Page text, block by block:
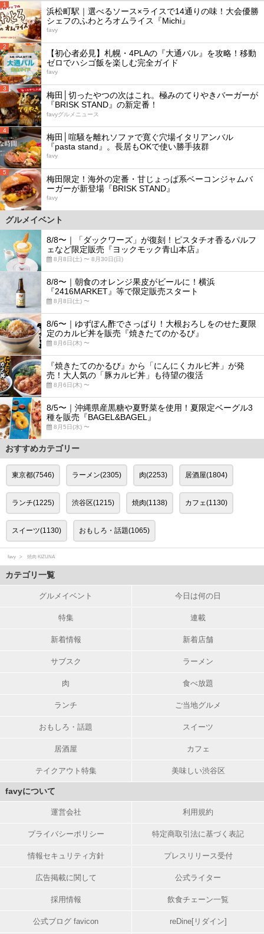
1
浜松町駅｜選べるソース×ライスで14通りの味！大会優勝
シェフのふわとろオムライス『Michi』
favy
2
【初心者必見】札幌・4PLAの『大通バル』を攻略！移動
ゼロでハシゴ飯を楽しむ完全ガイド
favy
3
梅田│切ったやつの次はこれ。極みのてりやきバーガーが
『BRISK STAND』の新定番！
favyグルメニュース
4
梅田│喧騒を離れソファで寛ぐ穴場イタリアンバル
『pasta stand』。長居もOKで使い勝手抜群
favy
5
梅田限定！海外の定番・甘じょっぱ系ベーコンジャムバ
ーガーが新登場『BRISK STAND』
favy
グルメイベント
8/8〜｜「ダックワーズ」が復刻！ピスタチオ香るパルフ
ェなど限定販売『ヨックモック青山本店』
8月8日(土) 〜 8月30日(日)
8/8〜｜朝食のオレンジ果皮がビールに！横浜
『2416MARKET』等で限定販売スタート
8月8日(土) 〜
8/6〜｜ゆずぽん酢でさっぱり！大根おろしをのせた夏限
定のカルビ丼を販売『焼きたてのかるび』
8月6日(木) 〜
『焼きたてのかるび』から「にんにくカルビ丼」が発
売！大人気の「豚カルビ丼」も待望の復活
8月6日(木) 〜
8/5〜｜沖縄県産黒糖や夏野菜を使用！夏限定ベーグル3
種を販売『BAGEL&BAGEL』
8月5日(水) 〜
おすすめカテゴリー
東京都(7546) ラーメン(2305) 肉(2253) 居酒屋(1804)
ランチ(1225) 渋谷区(1215) 焼肉(1138) カフェ(1130)
スイーツ(1130) おもしろ・話題(1065)
favy 焼肉 KIZUNA
カテゴリ一覧
グルメイベント 今日は何の日
特集 連載
新着情報 新着店舗
サブスク ラーメン
肉 食べ放題
ランチ ご当地グルメ
おもしろ・話題 スイーツ
居酒屋 カフェ
テイクアウト特集 美味しい渋谷区
favyについて
運営会社 利用規約
プライバシーポリシー 特定商取引法に基づく表記
情報セキュリティ方針 プレスリリース受付
広告掲載に関して 公式ライター
採用情報 飲食チェーン一覧
公式ブログ favicon reDine[リダイン]